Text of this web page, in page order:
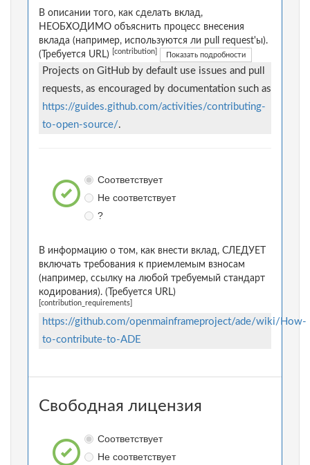
В описании того, как сделать вклад,
НЕОБХОДИМО объяснить процесс внесения
вклада (например, используются ли pull request'ы).
(Требуется URL)
[contribution] Показать подробности
Projects on GitHub by default use issues and pull
requests, as encouraged by documentation such as
https://guides.github.com/activities/contributing-
to-open-source/.
Соответствует
Не соответствует
?
В информацию о том, как внести вклад, СЛЕДУЕТ
включать требования к приемлемым взносам
(например, ссылку на любой требуемый стандарт
кодирования). (Требуется URL)
[contribution_requirements]
https://github.com/openmainframeproject/ade/wiki/How-
to-contribute-to-ADE
Свободная лицензия
Соответствует
Не соответствует